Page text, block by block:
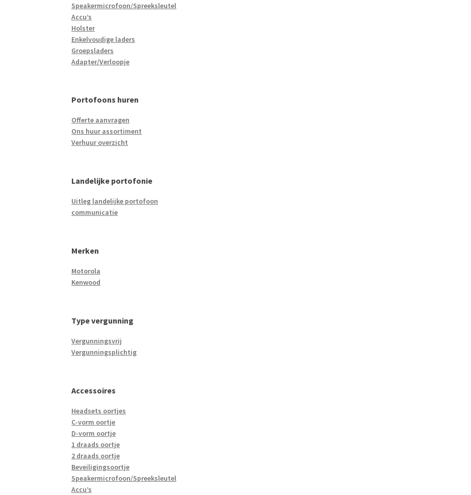
Speakermicrofoon/Spreeksleutel
Accu’s
Holster
Enkelvoudige laders
Groepsladers
Adapter/Verloopje
Portofoons huren
Offerte aanvragen
Ons huur assortiment
Verhuur overzicht
Landelijke portofonie
Uitleg landelijke portofoon
communicatie
Merken
Motorola
Kenwood
Type vergunning
Vergunningsvrij
Vergunningsplichtig
Accessoires
Headsets oortjes
C-vorm oortje
D-vorm oortje
1 draads oortje
2 draads oortje
Beveiligingsoortje
Speakermicrofoon/Spreeksleutel
Accu’s